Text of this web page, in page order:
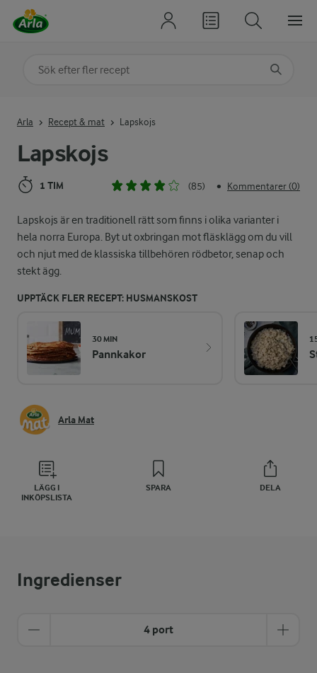
Lapskojs
1 TIM (85) • Kommentarer (0)
Lapskojs är en traditionell rätt som finns i olika varianter i
hela norra Europa. Byt ut oxbringan mot fläsklägg om du vill
och njut med de klassiska tillbehören rödbetor, senap och
stekt ägg.
UPPTÄCK FLER RECEPT: HUSMANSKOST
30 MIN
Pannkakor
Arla Mat
LÄGG I
INKÖPSLISTA
SPARA DELA
Arla Recept & mat Lapskojs
Ingredienser
4 port
Sök på kategori eller ingrediens